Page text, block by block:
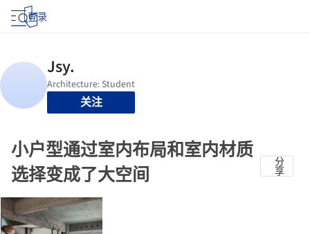
登录
关注
小户型通过室内布局和室内材质
选择变成了大空间
分
享